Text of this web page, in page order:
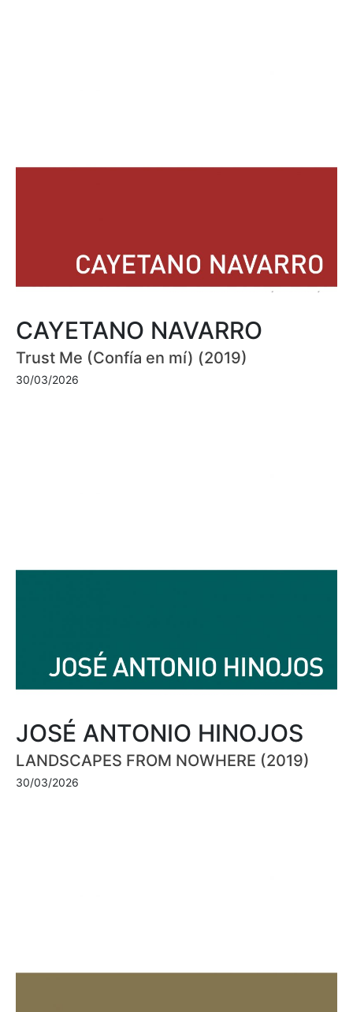
CAYETANO NAVARRO
Trust Me (Confía en mí) (2019)
30/03/2026
JOSÉ ANTONIO HINOJOS
LANDSCAPES FROM NOWHERE (2019)
30/03/2026